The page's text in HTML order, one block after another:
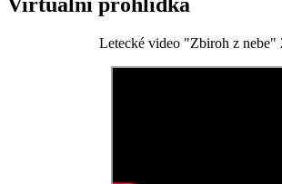
Virtuální prohlídka
Letecké video "Zbiroh z nebe"